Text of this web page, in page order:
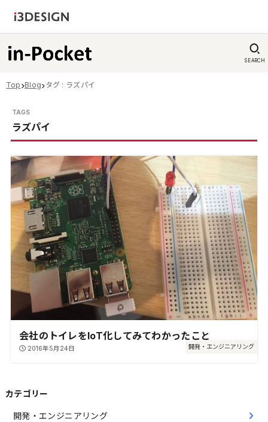
SEARCH
Top Blog タグ : ラズパイ
ラズパイ
開発・エンジニアリング
会社のトイレをIoT化してみてわかったこと
2016年5月24日
カテゴリー
開発・エンジニアリング